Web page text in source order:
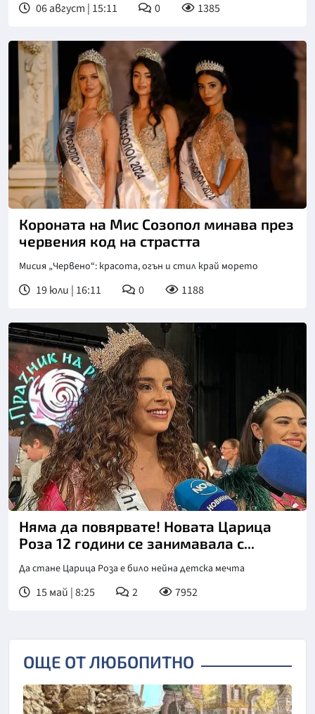
06 август | 15:11 0 1385
Короната на Мис Созопол минава през
червения код на страстта
Мисия „Червено“: красота, огън и стил край морето
19 юли | 16:11 0 1188
Снимка: БТА
Няма да повярвате! Новата Царица
Роза 12 години се занимавала с...
Да стане Царица Роза е било нейна детска мечта
15 май | 8:25 2 7952
ОЩЕ ОТ ЛЮБОПИТНО